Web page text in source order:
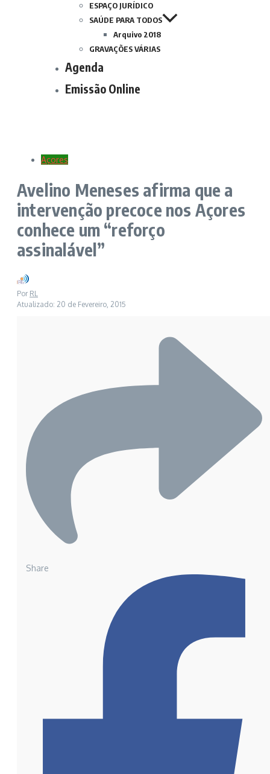
ESPAÇO JURÍDICO
SAÚDE PARA TODOS
Arquivo 2018
GRAVAÇÕES VÁRIAS
Agenda
Emissão Online
Açores
Avelino Meneses afirma que a
intervenção precoce nos Açores
conhece um “reforço
assinalável”
Por RL
Atualizado: 20 de Fevereiro, 2015
Share